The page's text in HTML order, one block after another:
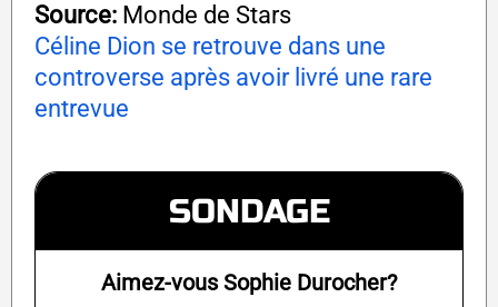
Source: Monde de Stars
Céline Dion se retrouve dans une
controverse après avoir livré une rare
entrevue
SONDAGE
Aimez-vous Sophie Durocher?